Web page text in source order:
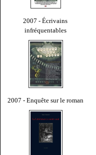
2007 - Écrivains
infréquentables
2007 - Enquête sur le roman